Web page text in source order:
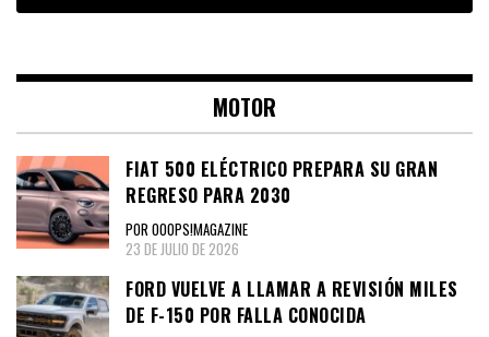
MOTOR
FIAT 500 ELÉCTRICO PREPARA SU GRAN
REGRESO PARA 2030
POR OOOPS!MAGAZINE
23 DE JULIO DE 2026
FORD VUELVE A LLAMAR A REVISIÓN MILES
DE F-150 POR FALLA CONOCIDA